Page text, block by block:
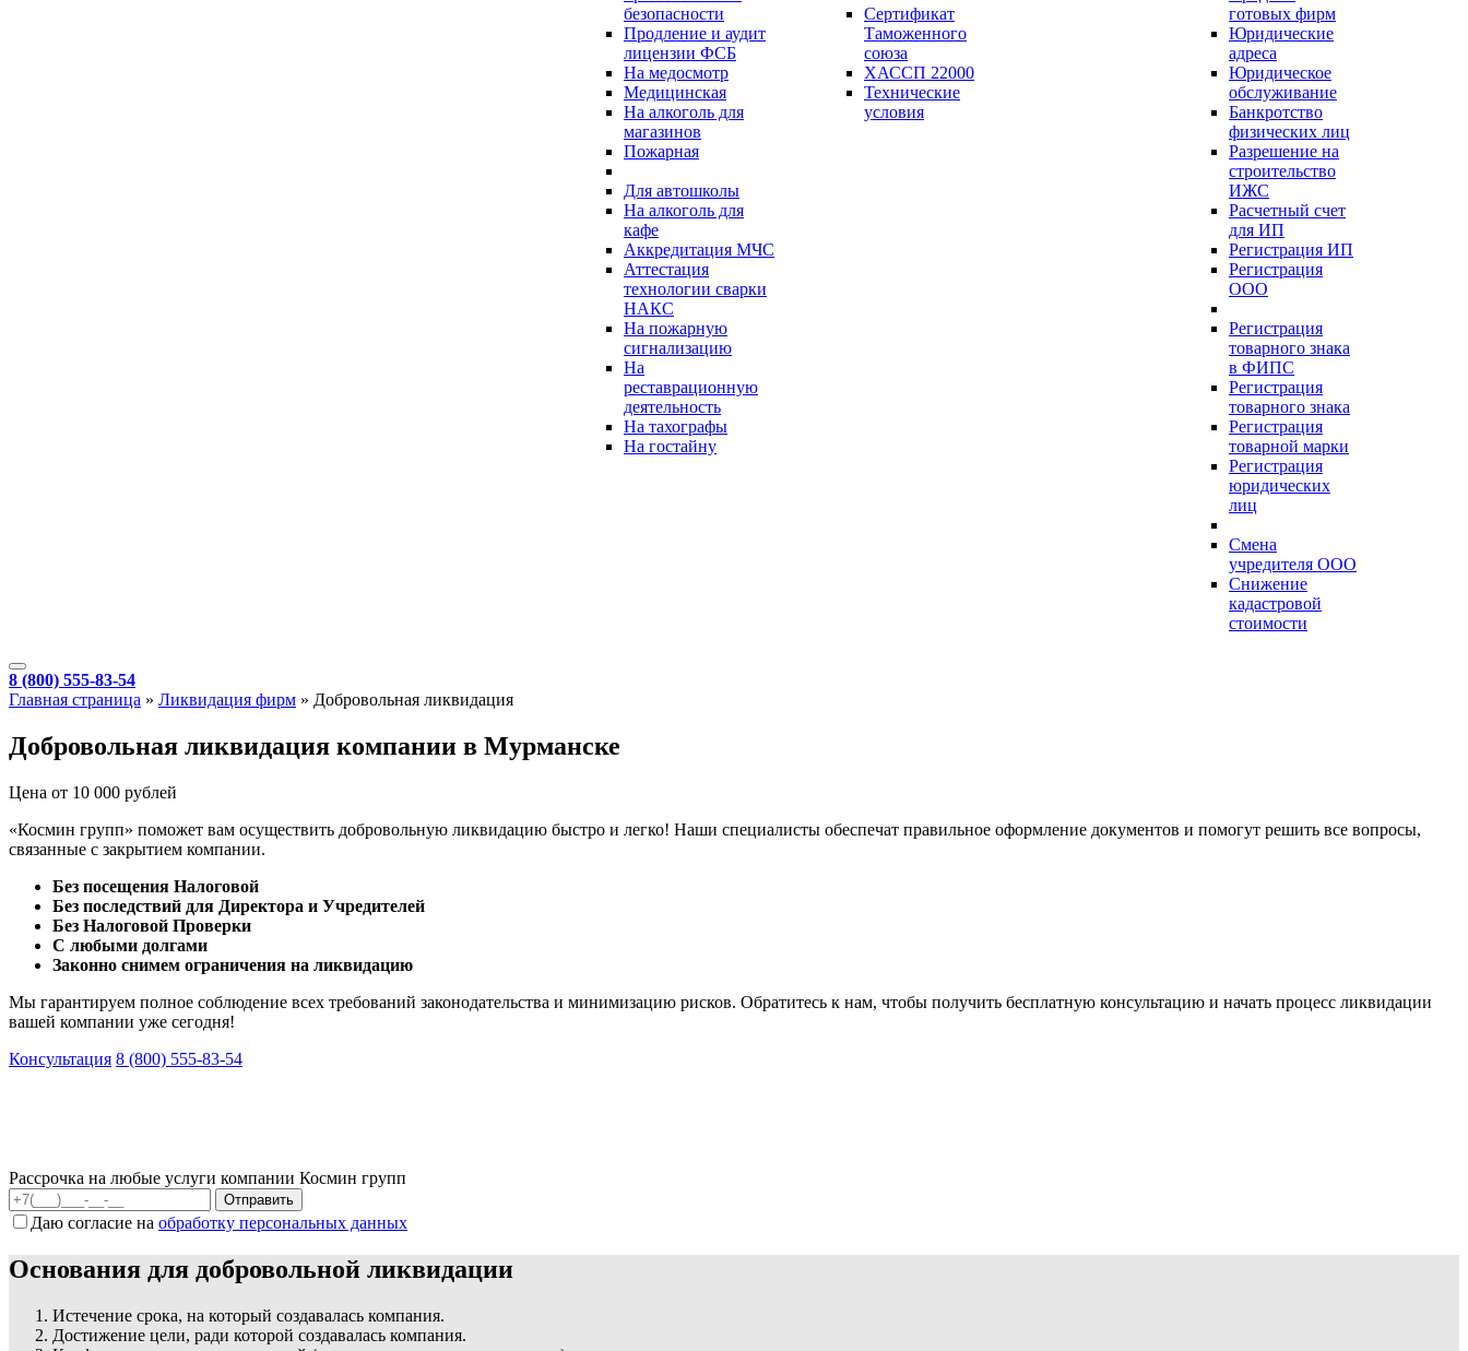
безопасности
Продление и аудит
лицензии ФСБ
На медосмотр
Медицинская
На алкоголь для
магазинов
Пожарная
Для автошколы
На алкоголь для
кафе
Аккредитация МЧС
Аттестация
технологии сварки
НАКС
На пожарную
сигнализацию
На
реставрационную
деятельность
На тахографы
На гостайну
Сертификат
Таможенного
союза
ХАССП 22000
Технические
условия
готовых фирм
Юридические
адреса
Юридическое
обслуживание
Банкротство
физических лиц
Разрешение на
строительство
ИЖС
Расчетный счет
для ИП
Регистрация ИП
Регистрация
ООО
Регистрация
товарного знака
в ФИПС
Регистрация
товарного знака
Регистрация
товарной марки
Регистрация
юридических
лиц
Смена
учредителя ООО
Снижение
кадастровой
стоимости
8 (800) 555-83-54
Главная страница » Ликвидация фирм » Добровольная ликвидация
Добровольная ликвидация компании в Мурманске
Цена от 10 000 рублей
«Космин групп» поможет вам осуществить добровольную ликвидацию быстро и легко! Наши специалисты обеспечат правильное оформление документов и помогут решить все вопросы,
связанные с закрытием компании.
Без посещения Налоговой
Без последствий для Директора и Учредителей
Без Налоговой Проверки
С любыми долгами
Законно снимем ограничения на ликвидацию
Мы гарантируем полное соблюдение всех требований законодательства и минимизацию рисков. Обратитесь к нам, чтобы получить бесплатную консультацию и начать процесс ликвидации
вашей компании уже сегодня!
Консультация 8 (800) 555-83-54
Рассрочка на любые услуги компании Космин групп
Даю согласие на обработку персональных данных
Основания для добровольной ликвидации
Истечение срока, на который создавалась компания.
Достижение цели, ради которой создавалась компания.